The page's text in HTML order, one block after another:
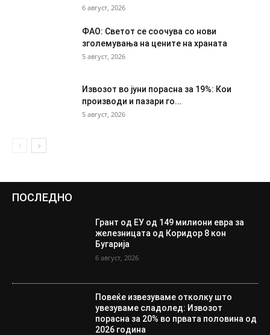
6 август, 2026
ФАО: Светот се соочува со нови
зголемувања на цените на храната
5 август, 2026
Извозот во јуни порасна за 19%: Кои
производи и пазари го...
5 август, 2026
ПОСЛЕДНО
Грант од ЕУ од 149 милиони евра за
железницата од Коридор 8 кон
Бугарија
6 август, 2026
Повеќе извезуваме отколку што
увезуваме сладолед: Извозот
порасна за 20% во првата половина од
2026 година